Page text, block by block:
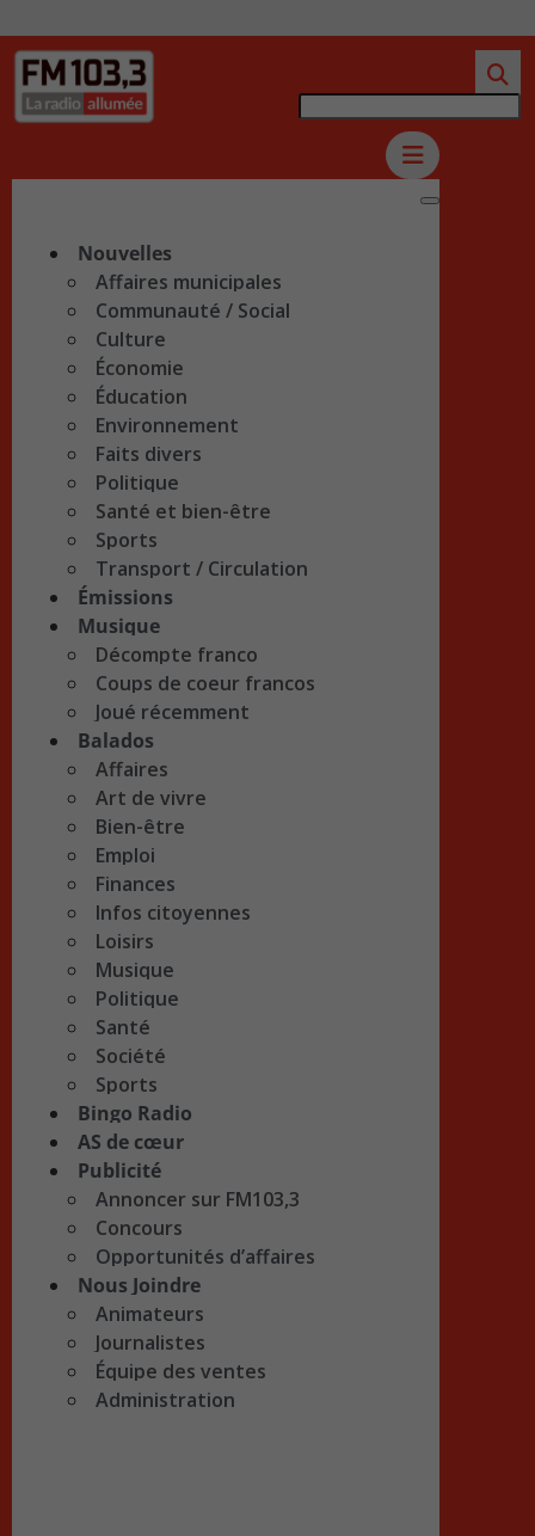
Nouvelles
Affaires municipales
Communauté / Social
Culture
Économie
Éducation
Environnement
Faits divers
Politique
Santé et bien-être
Sports
Transport / Circulation
Émissions
Musique
Décompte franco
Coups de coeur francos
Joué récemment
Balados
Affaires
Art de vivre
Bien-être
Emploi
Finances
Infos citoyennes
Loisirs
Musique
Politique
Santé
Société
Sports
Bingo Radio
AS de cœur
Publicité
Annoncer sur FM103,3
Concours
Opportunités d’affaires
Nous Joindre
Animateurs
Journalistes
Équipe des ventes
Administration